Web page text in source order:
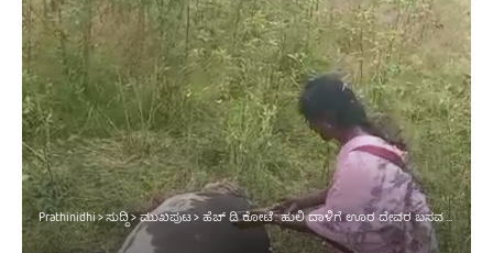
Prathinidhi>ಸುದ್ದಿ>ಮುಖಪುಟ>ಹೆಚ್‌ ಡಿ ಕೋಟೆ : ಹುಲಿ ದಾಳಿಗೆ ಊರ ದೇವರ ಬಸವ ಬಲಿ!